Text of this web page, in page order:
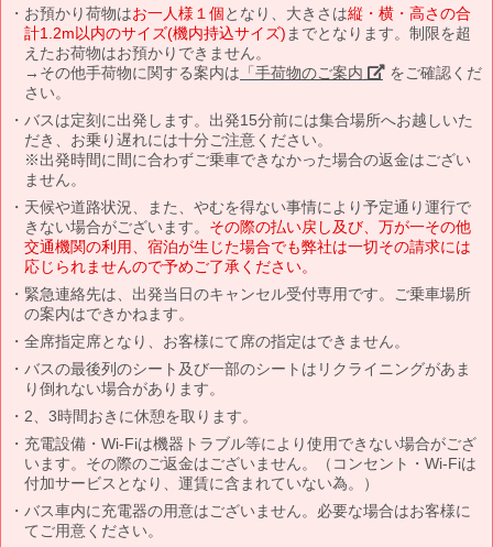
お預かり荷物はお一人様１個となり、大きさは縦・横・高さの合
計1.2m以内のサイズ(機内持込サイズ) までとなります。制限を超
えたお荷物はお預かりできません。
→その他手荷物に関する案内は 「手荷物のご案内」 をご確認くだ
さい。
バスは定刻に出発します。出発15分前には集合場所へお越しいた
だき、お乗り遅れには十分ご注意ください。
※出発時間に間に合わずご乗車できなかった場合の返金はござい
ません。
天候や道路状況、また、やむを得ない事情により予定通り運行で
きない場合がございます。 その際の払い戻し及び、万が一その他
交通機関の利用、宿泊が生じた場合でも弊社は一切その請求には
応じられませんので予めご了承ください。
緊急連絡先は、出発当日のキャンセル受付専用です。ご乗車場所
の案内はできかねます。
全席指定席となり、お客様にて席の指定はできません。
バスの最後列のシート及び一部のシートはリクライニングがあま
り倒れない場合があります。
2、3時間おきに休憩を取ります。
充電設備・Wi-Fiは機器トラブル等により使用できない場合がござ
います。その際のご返金はございません。（コンセント・Wi-Fiは
付加サービスとなり、運賃に含まれていない為。）
バス車内に充電器の用意はございません。必要な場合はお客様に
てご用意ください。